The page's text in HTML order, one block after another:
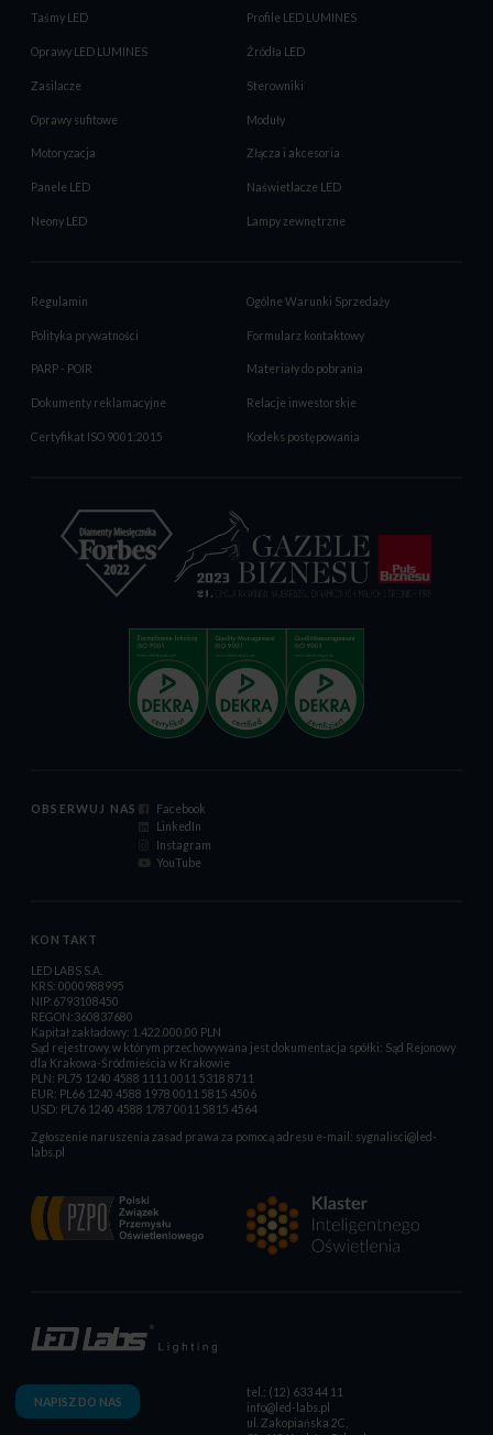
Taśmy LED Profile LED LUMINES
Oprawy LED LUMINES Źródła LED
Zasilacze Sterowniki
Oprawy sufitowe Moduły
Motoryzacja Złącza i akcesoria
Panele LED Naświetlacze LED
Neony LED Lampy zewnętrzne
Regulamin Ogólne Warunki Sprzedaży
Polityka prywatności Formularz kontaktowy
PARP - POIR Materiały do pobrania
Dokumenty reklamacyjne Relacje inwestorskie
Certyfikat ISO 9001:2015 Kodeks postępowania
OBSERWUJ NAS
Facebook
LinkedIn
Instagram
YouTube
KONTAKT
LED LABS S.A.
KRS: 0000988995
NIP:6793108450
REGON:360837680
Kapitał zakładowy: 1.422.000,00 PLN
Sąd rejestrowy, w którym przechowywana jest dokumentacja spółki: Sąd Rejonowy
dla Krakowa-Śródmieścia w Krakowie
PLN: PL75 1240 4588 1111 0011 5318 8711
EUR: PL66 1240 4588 1978 0011 5815 4506
USD: PL76 1240 4588 1787 0011 5815 4564
Zgłoszenie naruszenia zasad prawa za pomocą adresu e-mail: sygnalisci@led-
labs.pl
NAPISZ DO NAS
tel.: (12) 633 44 11
info@led-labs.pl
ul. Zakopiańska 2C,